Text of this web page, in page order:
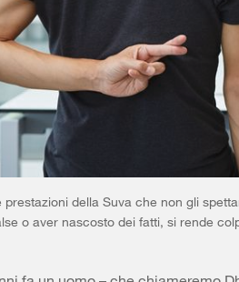
della Suva che non gli
o aver nascosto dei fatti, si rende